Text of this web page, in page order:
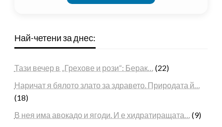
Най-четени за днес:
Тази вечер в „Грехове и рози“: Берак… (22)
Наричат я бялото злато за здравето. Природата й…
(18)
В нея има авокадо и ягоди. И е хидратиращата… (9)